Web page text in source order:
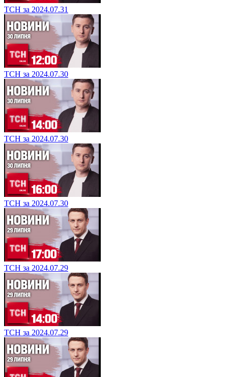
ТСН за 2024.07.31
ТСН за 2024.07.30
ТСН за 2024.07.30
ТСН за 2024.07.30
ТСН за 2024.07.29
ТСН за 2024.07.29